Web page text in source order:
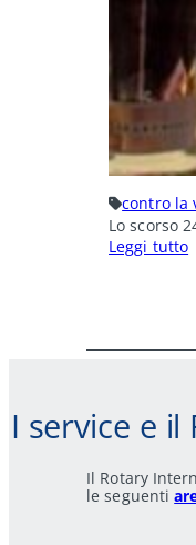
contro la
Lo scorso
Leggi tutto:
I service e
Il Rotary
le seguenti